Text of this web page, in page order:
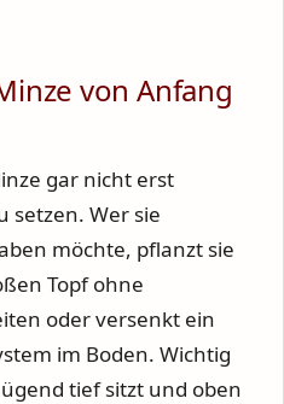
von Anfang
gar nicht erst
setzen. Wer sie
möchte, pflanzt sie
Topf ohne
oder versenkt ein
im Boden. Wichtig
tief sitzt und oben